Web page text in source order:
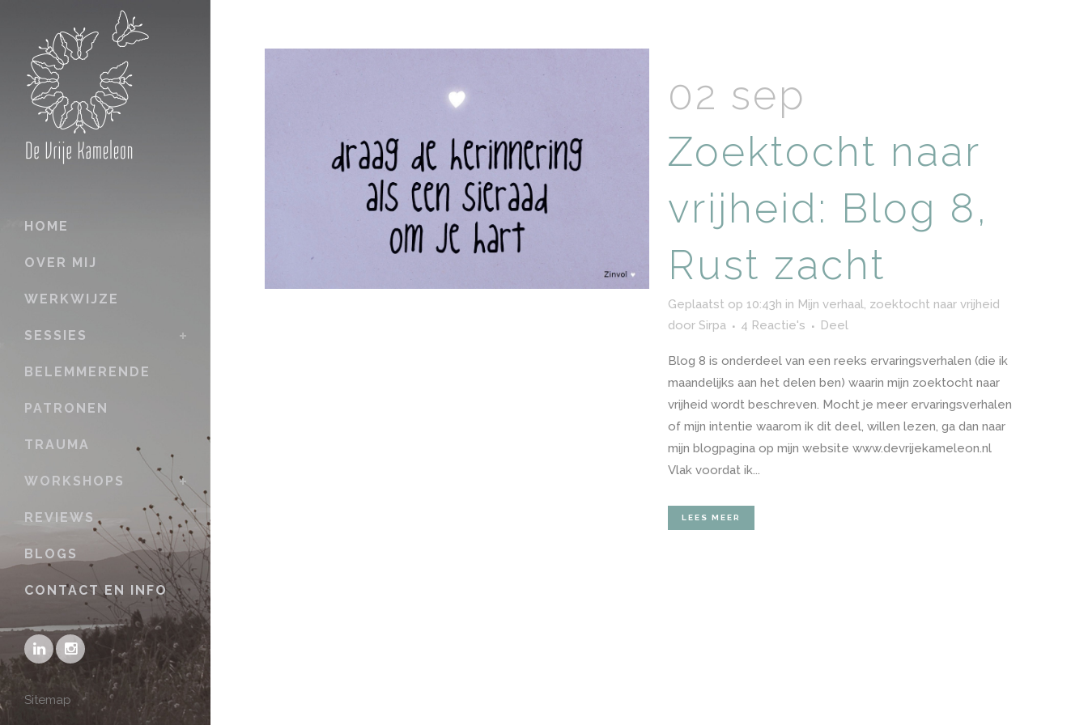
HOME
OVER MIJ
WERKWIJZE
SESSIES
BELEMMERENDE
PATRONEN
TRAUMA
WORKSHOPS
REVIEWS
BLOGS
CONTACT EN INFO
Sitemap
02 sep
Zoektocht naar
vrijheid: Blog 8,
Rust zacht
Geplaatst op 10:43h in Mijn verhaal, zoektocht naar vrijheid
door Sirpa 4 Reactie's Deel
Blog 8 is onderdeel van een reeks ervaringsverhalen (die ik
maandelijks aan het delen ben) waarin mijn zoektocht naar
vrijheid wordt beschreven. Mocht je meer ervaringsverhalen
of mijn intentie waarom ik dit deel, willen lezen, ga dan naar
mijn blogpagina op mijn website www.devrijekameleon.nl
Vlak voordat ik...
LEES MEER